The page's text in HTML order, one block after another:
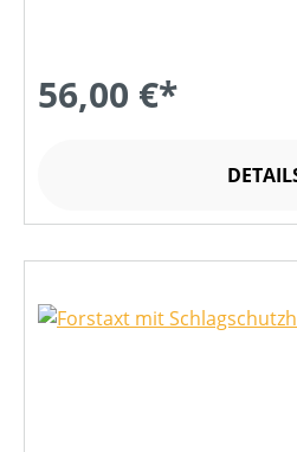
56,00 €*